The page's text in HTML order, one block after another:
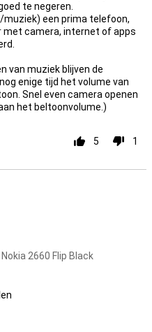
te negeren.
een prima telefoon,
met camera, internet of apps
van muziek blijven de
enige tijd het volume van
Snel even camera openen
het beltoonvolume.)
5 1
2660 Flip Black